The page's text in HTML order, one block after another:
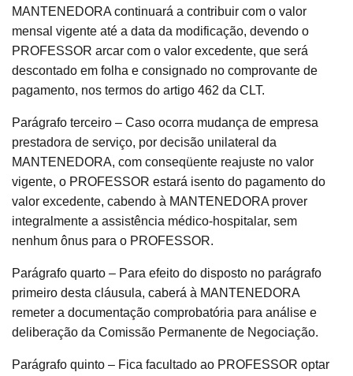
MANTENEDORA continuará a contribuir com o valor
mensal vigente até a data da modificação, devendo o
PROFESSOR arcar com o valor excedente, que será
descontado em folha e consignado no comprovante de
pagamento, nos termos do artigo 462 da CLT.
Parágrafo terceiro – Caso ocorra mudança de empresa
prestadora de serviço, por decisão unilateral da
MANTENEDORA, com conseqüente reajuste no valor
vigente, o PROFESSOR estará isento do pagamento do
valor excedente, cabendo à MANTENEDORA prover
integralmente a assistência médico-hospitalar, sem
nenhum ônus para o PROFESSOR.
Parágrafo quarto – Para efeito do disposto no parágrafo
primeiro desta cláusula, caberá à MANTENEDORA
remeter a documentação comprobatória para análise e
deliberação da Comissão Permanente de Negociação.
Parágrafo quinto – Fica facultado ao PROFESSOR optar